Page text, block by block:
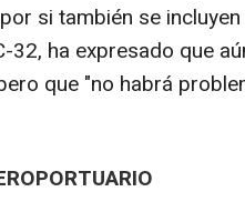
si también se
32, ha expresado que
que "no habrá